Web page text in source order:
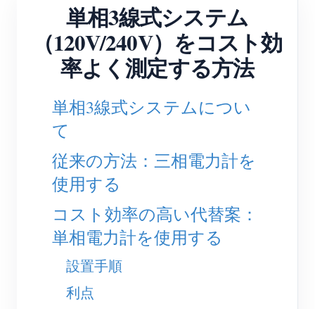
三相Wi-Fiエネルギーメーター（WEM3080T）
三相Wi-Fiエネルギーメーター（WEM3046T）
三相Wi-Fiエネルギーメーター（WEM3050T）
WiFi電力コントローラー
セルフホスティングサービス
EV充電器
IAMMETER シミュレーター
仮想メーター
エネルギー予測・シミュレーションシステム
アプリケーション
単相3線式システム
（120V/240V）をコスト効
率よく測定する方法
単相3線式システムについ
て
従来の方法：三相電力計を
使用する
コスト効率の高い代替案：
単相電力計を使用する
設置手順
利点